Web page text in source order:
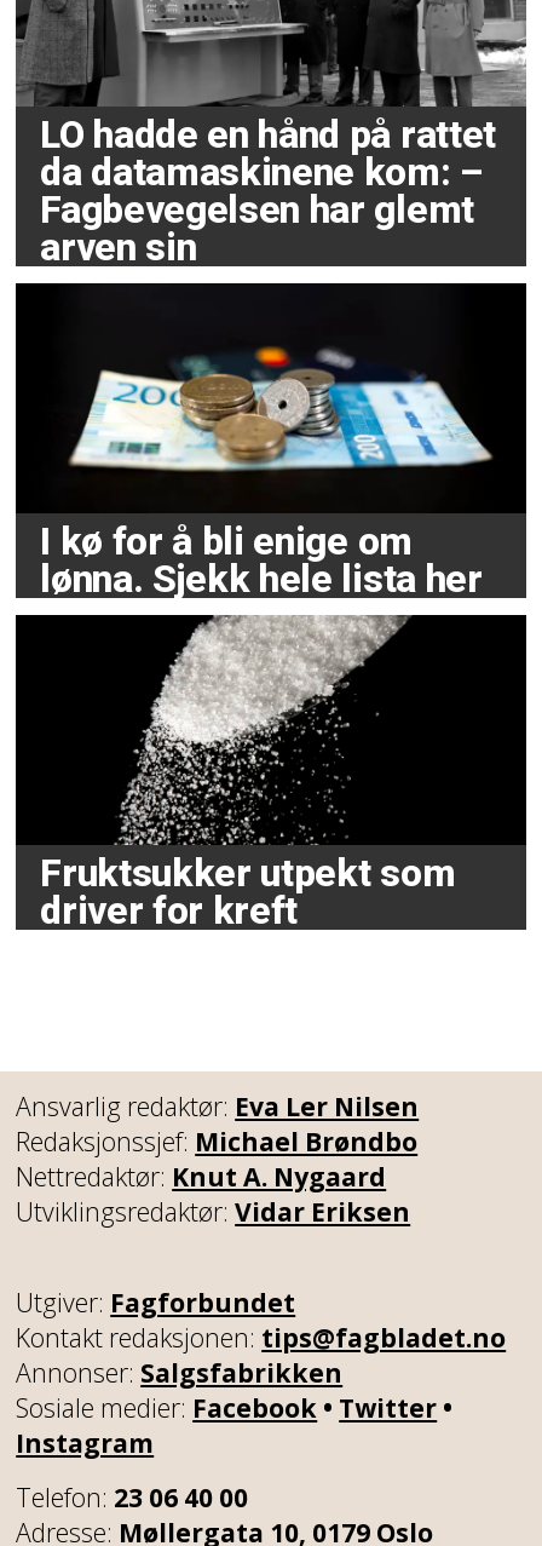
LO hadde en hånd på rattet
da datamaskinene kom: –
Fagbevegelsen har glemt
arven sin
I kø for å bli enige om
lønna. Sjekk hele lista her
Fruktsukker utpekt som
driver for kreft
Ansvarlig redaktør: Eva Ler Nilsen
Redaksjonssjef: Michael Brøndbo
Nettredaktør: Knut A. Nygaard
Utviklingsredaktør:Vidar Eriksen
Utgiver: Fagforbundet
Kontakt redaksjonen: tips@fagbladet.no
Annonser: Salgsfabrikken
Sosiale medier: Facebook • Twitter •
Instagram
Telefon: 23 06 40 00
Adresse: Møllergata 10, 0179 Oslo